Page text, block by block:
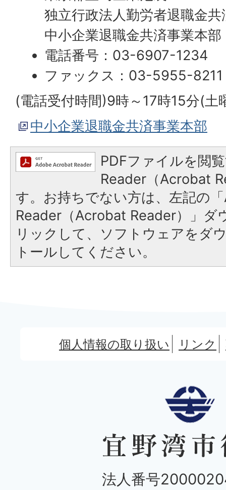
独立行政法人勤労者退職金共
中小企業退職金共済事業本部
電話番号：03-6907-1234
ファックス：03-5955-8211
(電話受付時間)9時～17時15分(土
中小企業退職金共済事業本部
PDFファイルを閲
Reader（Acrobat
す。お持ちでない方は、左記の
Reader（Acrobat Reader）」ダ
リックして、ソフトウェアをダ
トールしてください。
個人情報の取り扱い リンク
法人番号